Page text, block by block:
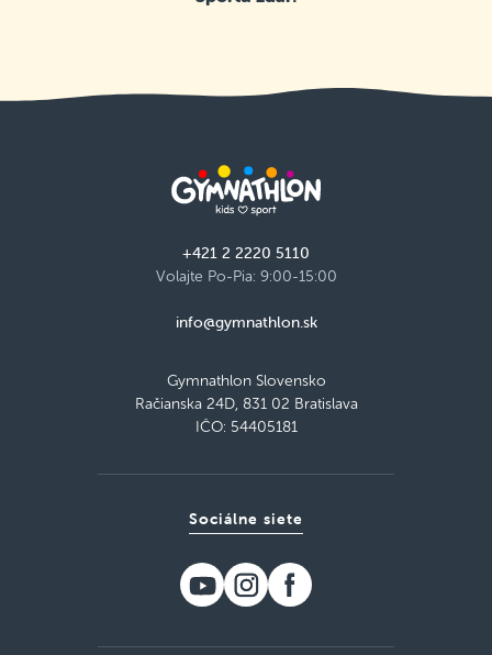
+421 2 2220 5110
Volajte Po-Pia: 9:00-15:00
info@gymnathlon.sk
Gymnathlon Slovensko
Račianska 24D, 831 02 Bratislava
IČO: 54405181
Sociálne siete